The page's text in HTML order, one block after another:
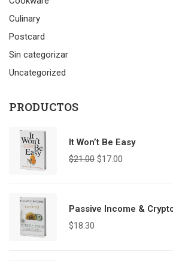
Culinary
Postcard
Sin categorizar
Uncategorized
PRODUCTOS
It Won’t Be Easy
$21.00 $17.00
Passive Income &
$18.30